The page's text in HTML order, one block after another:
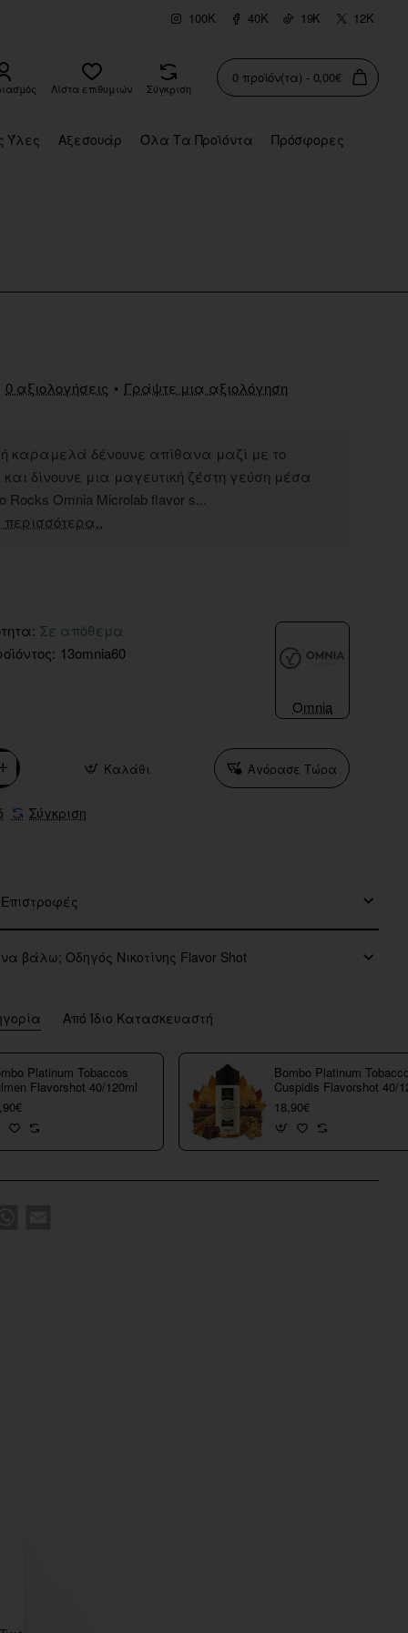
100K 40K 19K 12K
Λίστα επιθυμιών Σύγκριση
0 προϊόν(τα) - 0,00€
Ύλες Αξεσουάρ Όλα Τα Προϊόντα Πρόσφορες
καραμελά δένουνε απίθανα μαζί με το
και δίνουνε μια μαγευτική ζέστη γεύση μέσα
Rocks Omnia Microlab flavor s...
0 αξιολογήσεις • Γράψτε μια αξιολόγηση
Σε απόθεμα
13omnia60
Omnia
Καλάθι Αγόρασε Τώρα
Σύγκριση
βάλω; Οδηγός Νικοτίνης Flavor Shot
Από Ίδιο Κατασκευαστή
Platinum Tobaccos
Flavorshot 40/120ml
Bombo Platinum
Cuspidis Flavorshot 40/
18,90€